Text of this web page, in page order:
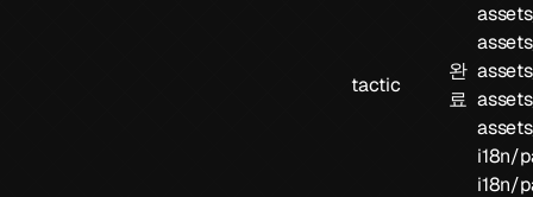
tactic
완
료
i18n/
i18n/